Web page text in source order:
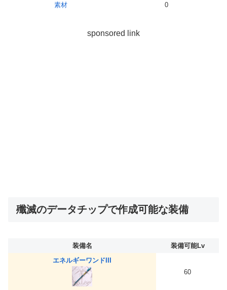
素材
0
sponsored link
殲滅のデータチップで作成可能な装備
装備名
装備可能Lv
エネルギーワンドIII
60